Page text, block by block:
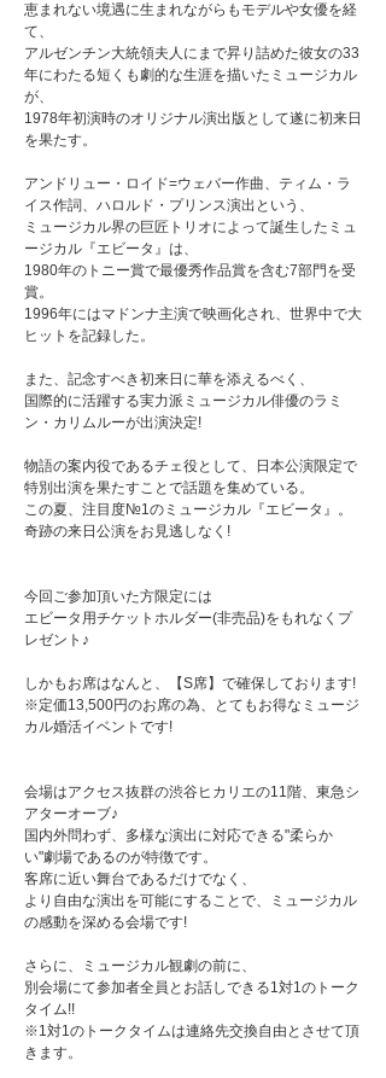
恵まれない境遇に生まれながらもモデルや女優を経
て、
アルゼンチン大統領夫人にまで昇り詰めた彼女の33
年にわたる短くも劇的な生涯を描いたミュージカル
が、
1978年初演時のオリジナル演出版として遂に初来日
を果たす。
アンドリュー・ロイド=ウェバー作曲、ティム・ラ
イス作詞、ハロルド・プリンス演出という、
ミュージカル界の巨匠トリオによって誕生したミュ
ージカル『エビータ』は、
1980年のトニー賞で最優秀作品賞を含む7部門を受
賞。
1996年にはマドンナ主演で映画化され、世界中で大
ヒットを記録した。
また、記念すべき初来日に華を添えるべく、
国際的に活躍する実力派ミュージカル俳優のラミ
ン・カリムルーが出演決定!
物語の案内役であるチェ役として、日本公演限定で
特別出演を果たすことで話題を集めている。
この夏、注目度№1のミュージカル『エビータ』。
奇跡の来日公演をお見逃しなく!
今回ご参加頂いた方限定には
エビータ用チケットホルダー(非売品)をもれなくプ
レゼント♪
しかもお席はなんと、【S席】で確保しております!
※定価13,500円のお席の為、とてもお得なミュージ
カル婚活イベントです!
会場はアクセス抜群の渋谷ヒカリエの11階、東急シ
アターオーブ♪
国内外問わず、多様な演出に対応できる"柔らか
い"劇場であるのが特徴です。
客席に近い舞台であるだけでなく、
より自由な演出を可能にすることで、ミュージカル
の感動を深める会場です!
さらに、ミュージカル観劇の前に、
別会場にて参加者全員とお話しできる1対1のトーク
タイム!!
※1対1のトークタイムは連絡先交換自由とさせて頂
きます。